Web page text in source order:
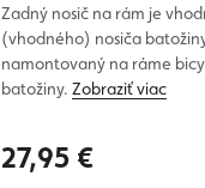
Zadný nosič na rám je
(vhodného) nosiča
namontovaný na ráme
batožiny. Zobraziť viac
27,95 €